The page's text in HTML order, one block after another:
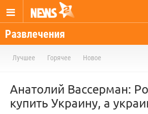
Развлечения
Лучшее Горячее Новое
Анатолий Вассерман:
купить Украину, а